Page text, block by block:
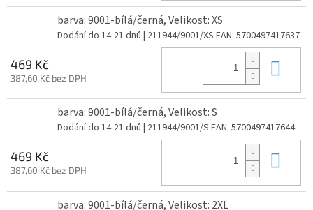
barva: 9001-bílá/černá, Velikost: XS
Dodání do 14-21 dnů | 211944/9001/XS EAN: 5700497417637
469 Kč
387,60 Kč bez DPH
barva: 9001-bílá/černá, Velikost: S
Dodání do 14-21 dnů | 211944/9001/S EAN: 5700497417644
469 Kč
387,60 Kč bez DPH
barva: 9001-bílá/černá, Velikost: 2XL